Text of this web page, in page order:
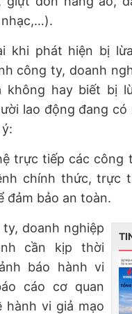
khi phát hiện bị
công ty, doanh
không hay biết bị
lao động đang có
trực tiếp các công
chính thức, trực
đảm bảo an toàn.
doanh nghiệp
cần kịp thời
báo hành vi
cáo cơ quan
hành vi giả mạo